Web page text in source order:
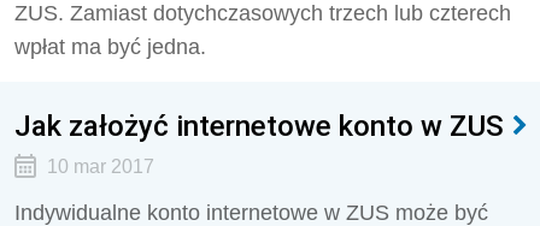
ZUS. Zamiast dotychczasowych trzech lub czterech
wpłat ma być jedna.
Jak założyć internetowe konto w ZUS
10 mar 2017
Indywidualne konto internetowe w ZUS może być